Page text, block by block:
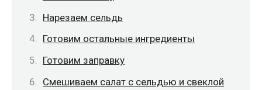
Нарезаем сельдь
Готовим остальные ингредиенты
Готовим заправку
Смешиваем салат с сельдью и свеклой